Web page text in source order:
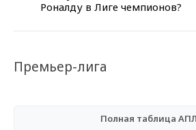
Роналду в Лиге чемпионов?
Премьер-лига
Полная таблица